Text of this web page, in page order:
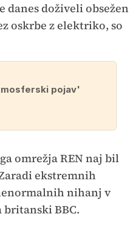
danes doživeli obsežen
oskrbe z elektriko, so
pojav'
omrežja REN naj bil
ekstremnih
nihanj v
BBC.